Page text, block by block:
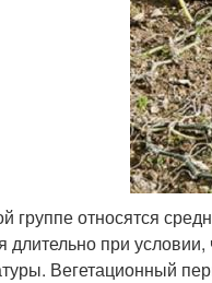
группе относятся
длительно при
Вегетационный